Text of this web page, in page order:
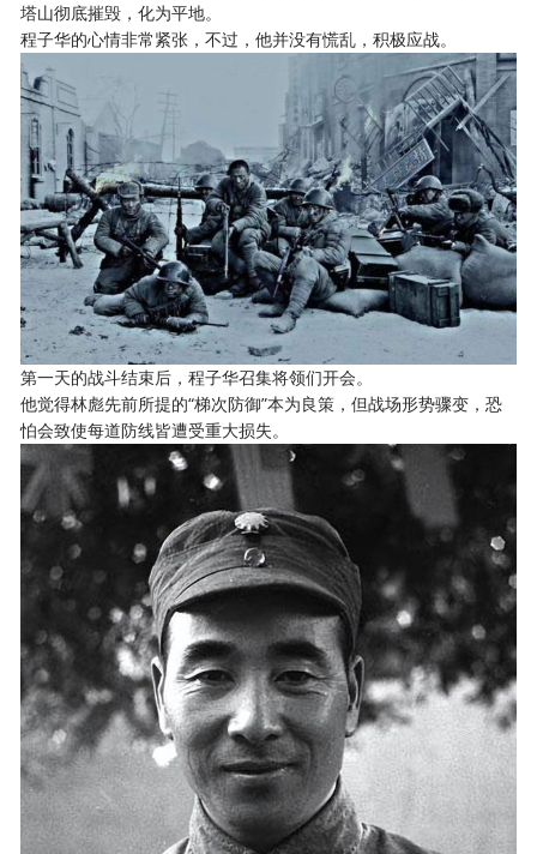
塔山彻底摧毁，化为平地。
程子华的心情非常紧张，不过，他并没有慌乱，积极应战。
第一天的战斗结束后，程子华召集将领们开会。
他觉得林彪先前所提的“梯次防御”本为良策，但战场形势骤变，恐
怕会致使每道防线皆遭受重大损失。